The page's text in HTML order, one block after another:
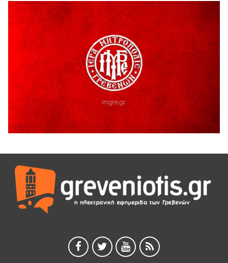
H παραδοχή λαθών είναι (και) δύναμη
5 Αυγούστου 2026
Ο ΑΝΔΡΕΑΣ ΑΣΛΑΝΙΔΗΣ ΣΥΝΕΧΙΖΕΙ ΣΤΟΝ ΠΡΩΤΕΑ
ΓΡΕΒΕΝΩΝ
5 Αυγούστου 2026
Ευχαριστήριο Εκπολιτιστικού Συλλόγου Ταξιάρχη προς κ.
Παρασχάκη Αθανάσιο
5 Αυγούστου 2026
Διακοπή υδροδότησης του Α΄ κλάδου ύδρευσης
5 Αυγούστου 2026
Θερινό Σινεμά στο πλαίσιο του «Πολιτιστικού
Καλοκαιριού 2026» με την βραβευμένη ταινία «Μικρές
Ανάσες».
5 Αυγούστου 2026
5 Αυγούστου 2026